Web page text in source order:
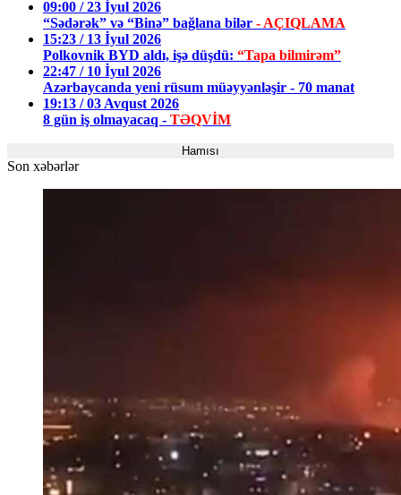
09:00 / 23 İyul 2026
“Sədərək” və “Binə” bağlana bilər - AÇIQLAMA
15:23 / 13 İyul 2026
Polkovnik BYD aldı, işə düşdü: “Tapa bilmirəm”
22:47 / 10 İyul 2026
Azərbaycanda yeni rüsum müəyyənləşir - 70 manat
19:13 / 03 Avqust 2026
8 gün iş olmayacaq - TƏQVİM
Hamısı
Son xəbərlər